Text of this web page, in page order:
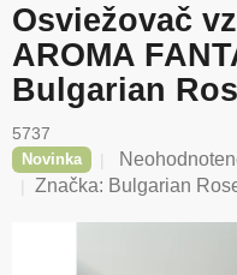
Osviežovač
AROMA
Bulgarian
5737
Novinka
Priemerné
hodnotenie
Značka: Bulgarian